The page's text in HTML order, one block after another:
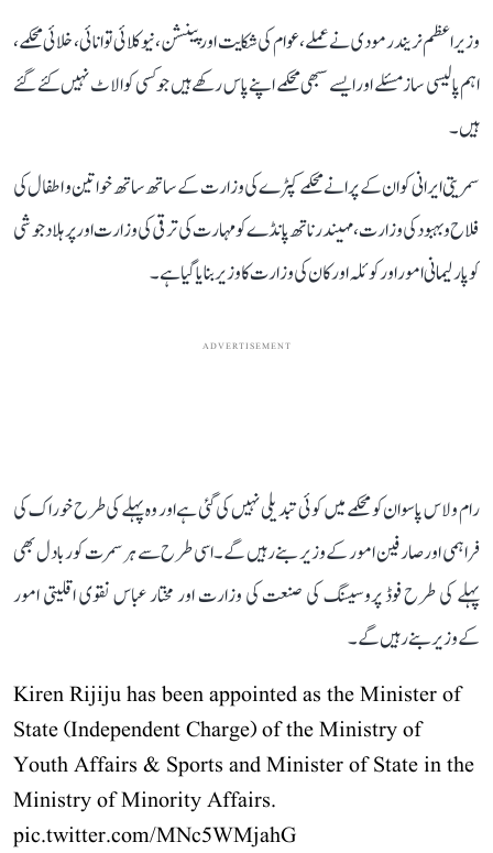
وزیراعظم نریندرمودی نےعملے، عوام کی شکایت اور پینشن، نیوکلائی توانائی، خلائی محکمے،
اہم پالیسی ساز مسئلے اور ایسے سبھی محکمے اپنے پاس رکھے ہیں جو کسی کو الاٹ نہیں کئے گئے
ہیں۔
سمریتی ایرانی کو ان کے پرانے محکمے کپڑے کی وزارت کے ساتھ ساتھ خواتین و اطفال کی
فلاح و بہبود کی وزارت، مہیندر ناتھ پانڈے کو مہارت کی ترقی کی وزارت اور پرہلاد جوشی
کو پارلیمانی امور اور کوئلہ اور کان کی وزارت کا وزیر بنایا گیا ہے۔
ADVERTISEMENT
رام ولاس پاسوان کو محکمے میں کوئی تبدیلی نہیں کی گئی ہے اور وہ پہلے کی طرح خوراک کی
فراہمی اور صارفین امور کے وزیر بنے رہیں گے۔اسی طرح سے ہرسمرت کور بادل بھی
پہلے کی طرح فوڈ پروسیسنگ کی صنعت کی وزارت اور مختار عباس نقوی اقلیتی امور
کےوزیر بنے رہیں گے۔
Kiren Rijiju has been appointed as the Minister of
State (Independent Charge) of the Ministry of
Youth Affairs & Sports and Minister of State in the
Ministry of Minority Affairs.
pic.twitter.com/MNc5WMjahG